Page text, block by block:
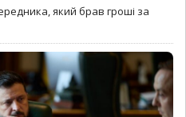
який брав гроші за